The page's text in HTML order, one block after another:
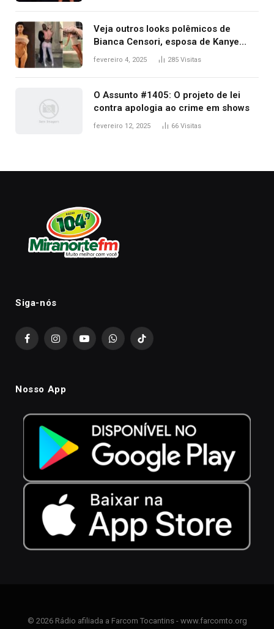
Veja outros looks polêmicos de
Bianca Censori, esposa de Kanye
West que apareceu nua no Grammy
fevereiro 4, 2025 285 Visitas
O Assunto #1405: O projeto de lei
contra apologia ao crime em shows
fevereiro 12, 2025 66 Visitas
Siga-nós
FacebookInstagramYouTubeWhatsAppTikTok
Nosso App
© 2026 Rádio afiliada a Farcom Tocantins - www.farcomto.org